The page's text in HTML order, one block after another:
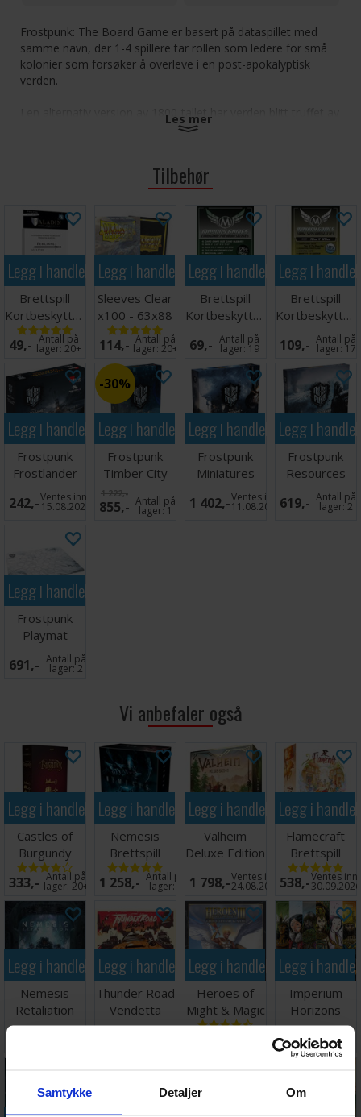
Samtykke Detaljer Om
Frostpunk: The Board Game er basert på dataspillet med
samme navn, der 1-4 spillere tar rollen som ledere for små
kolonier som forsøker å overleve i en post-apokalyptisk
verden.
I en alternativ versjon av 1800-tallet har verden blitt truffet av
en ny istid. All kommunikasjon mellom England og resten av
vitenskapsutpostene utstyrt med varmegeneratorer for å
holde sivilisasjonen i live.
Frostpunk: The Board Game lages av veteraner innen
spillindustrien, kjent for storspill som Nemesis, Lords of
Hellas, Heroes, Inbetween og Dark Ages.
Antall spillere: 1-4
Alder: 16+
Spilletid: 120-150 minutter
Språk: Engelsk
Tips: Vi anbefaler kortbeskyttere for å øke levetiden
på kortene i dette spillet. Passende kortbeskyttere
finner du
(60 kort) og (152 kort).
Les mer
Tilbehør
Legg i handlekurven
Brettspill
Kortbeskyttere
55 stk
63.5x89
49,- Antall på
lager:20+
Legg i handlekurven
Sleeves Clear
x100 - 63x88
m/box
114,- Antall på
lager:20+
Legg i handlekurven
Brettspill
Kortbeskyttere
50 stk
63.5x88
69,- Antall på
lager: 19
Legg i
Brettspill
75 stk
70x120
109,- Antall på
lager: 17
Legg i handlekurven
Frostpunk
Frostlander
Expansion
242,-Ventes inn
15.08.2026
Legg i handlekurven
30%
Frostpunk
Timber City
Expansion
1 222,-
855,- Antall på
lager:1
Legg i handlekurven
Frostpunk
Miniatures
Expansion
1 402,-Ventes inn
11.08.2026
Legg i
Frostpunk
Resources
Expansion
619,- Antall på
lager:2
Legg i handlekurven
Frostpunk
Playmat
Spillmatte
691,- Antall på
lager:2
Vi anbefaler også
Legg i handlekurven
Castles of
Burgundy
Brettspill
333,- Antall på
lager: 20+
Legg i handlekurven
Nemesis
Brettspill
1 258,- Antall på
lager:
Legg i handlekurven
Valheim
Deluxe Edition
Brettspill
1 798,-Ventes inn
24.08.2026
Legg i
Flamecraft
Brettspill
538,-Ventes inn
30.09.2026
Legg i handlekurven
Nemesis
Retaliation
Core Box
Legg i handlekurven
Thunder Road
Vendetta
Brettspill
Legg i handlekurven
Heroes of
Might & Magic
III Brettspill
Legg i
Imperium
Horizons
Brettspill
898,- Antall på
lager: